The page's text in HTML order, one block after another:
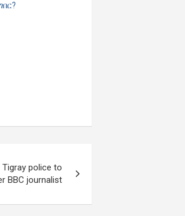
police to
BBC journalist